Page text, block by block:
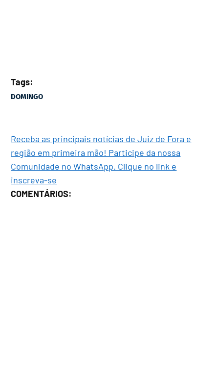
Tags:
DOMINGO
Receba as principais notícias de Juiz de Fora e
região em primeira mão! Participe da nossa
Comunidade no WhatsApp. Clique no link e
inscreva-se
COMENTÁRIOS: